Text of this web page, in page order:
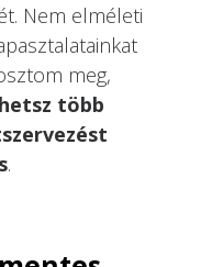
Nem elméleti
meg,
több
.